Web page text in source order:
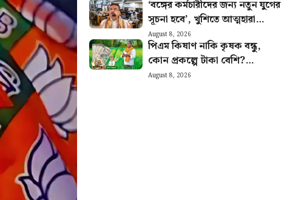
‘বঙ্গের কর্মচারীদের জন্য নতুন যুগের
সূচনা হবে’, খুশিতে আত্মহারা
সরকারি কর্মচারীরা
August 8, 2026
পিএম কিষাণ নাকি কৃষক বন্ধু,
কোন প্রকল্পে টাকা বেশি?
কোনটায় বেশি সুবিধা জানুন
August 8, 2026